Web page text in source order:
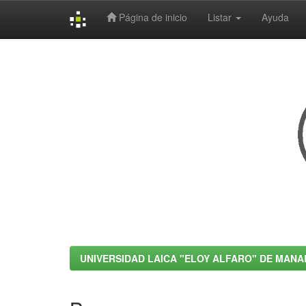
Página de inicio Listar Ayuda
UNIVERSIDAD LAICA "ELOY ALFARO" DE